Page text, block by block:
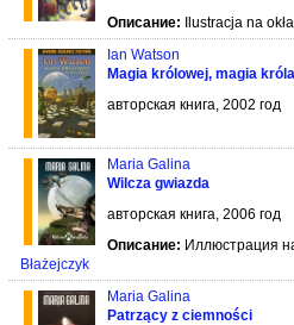
Описание: Ilustracja na
Ian Watson
Magia królowej, magia króla
авторская книга, 2002 год
Maria Galina
Wilcza gwiazda
авторская книга, 2006 год
Описание: Иллюстрация
Błażejczyk
Maria Galina
Patrzący z ciemności